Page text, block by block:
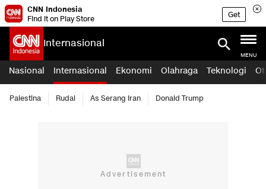
CNN Indonesia
Find it on Play Store
Get
Internasional
MENU
Nasional Internasional Ekonomi Olahraga Teknologi
Palestina Rudal As Serang Iran Donald Trump